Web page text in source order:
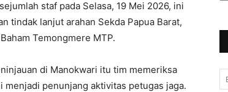
staf pada Selasa, 19 Mei 2026, ini
tindak lanjut arahan Sekda Papua Barat,
Temongmere MTP.
di Manokwari itu tim memeriksa
penunjang aktivitas petugas jaga.